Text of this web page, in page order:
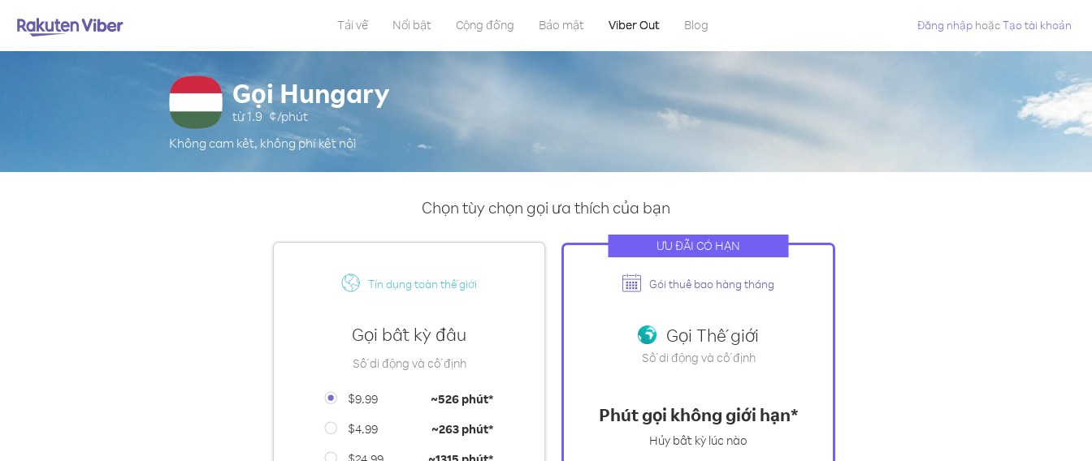
Tải về Nổi bật Cộng đồng Bảo mật Viber Out Blog Đăng nhập hoặcTạo tài khoản
Gọi Hungary
từ1.9 ¢/phút
Không cam kết, không phí kết nối
Chọn tùy chọn gọi ưa thích của bạn
Tín dụng toàn thế giới
Gọi bất kỳ đâu
Số di động và cố định
$9.99 ~526 phút*
$4.99
~263 phút*
ƯU ĐÃI CÓ HẠN
Gói thuê bao hàng tháng
Gọi Thế giới
Số di động và cố định
Phút gọi không giới hạn*
Hủy bất kỳ lúc nào